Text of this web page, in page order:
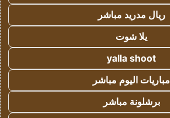
ريال مدريد مباشر
يلا شوت
yalla shoot
مباريات اليوم مباشر
برشلونة مباشر